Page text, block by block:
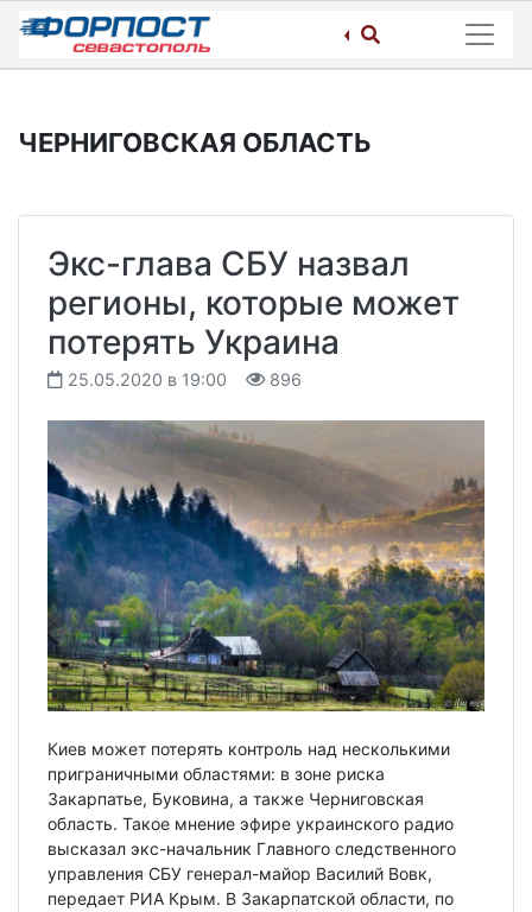
Skip
content
ЧЕРНИГОВСКАЯ ОБЛАСТЬ
Экс-глава СБУ назвал
регионы, которые может
потерять Украина
25.05.2020 в 19:00 896
Киев может потерять контроль над несколькими
приграничными областями: в зоне риска
Закарпатье, Буковина, а также Черниговская
область. Такое мнение эфире украинского радио
высказал экс-начальник Главного следственного
управления СБУ генерал-майор Василий Вовк,
передает РИА Крым. В Закарпатской области, по